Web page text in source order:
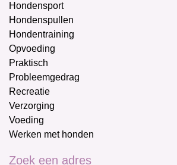
Hondensport
Hondenspullen
Hondentraining
Opvoeding
Praktisch
Probleemgedrag
Recreatie
Verzorging
Voeding
Werken met honden
Zoek een adres